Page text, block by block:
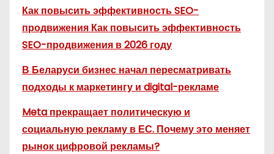
Как повысить эффективность SEO-
продвижения Как повысить эффективность
SEO-продвижения в 2026 году
В Беларуси бизнес начал пересматривать
подходы к маркетингу и digital-рекламе
Meta прекращает политическую и
социальную рекламу в ЕС. Почему это меняет
рынок цифровой рекламы?